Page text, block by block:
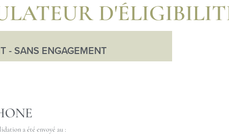
- SANS ENGAGEMENT
a été envoyé au :